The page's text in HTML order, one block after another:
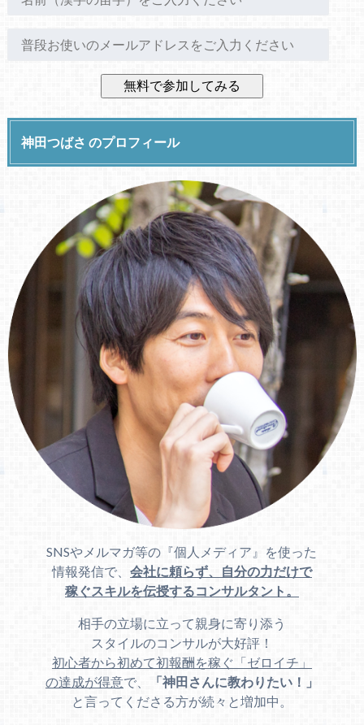
神田つばさ のプロフィール
SNSやメルマガ等の『個人メディア』を使った
情報発信で、 会社に頼らず、自分の力だけで
稼ぐスキルを伝授するコンサルタント。
相手の立場に立って親身に寄り添う
スタイルのコンサルが大好評！
初心者から初めて初報酬を稼ぐ「ゼロイチ」
の達成が得意で、
「神田さんに教わりたい！」
と言ってくださる方が続々と増加中。